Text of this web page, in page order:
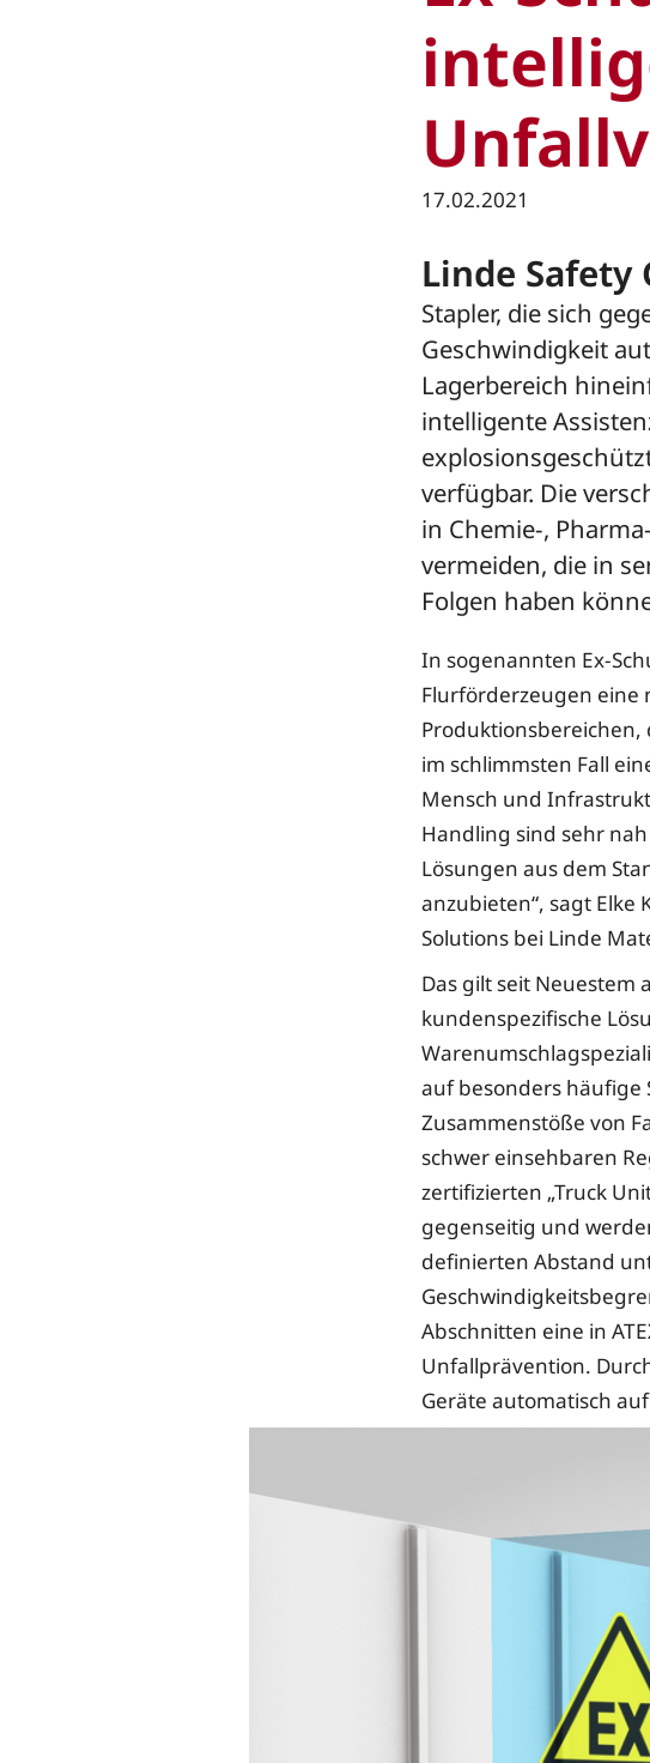
17.02.2021
Linde Safety
Stapler, die sich
Geschwindigkeit
Lagerbereich
intelligente
verfügbar. Die
in Chemie-,
vermeiden, die in
Folgen haben
In sogenannten Ex-
Flurförderzeugen eine
im schlimmsten Fall
Mensch und
Handling sind sehr
Lösungen aus dem
anzubieten“, sagt Elke
Solutions bei Linde
Das gilt seit Neuestem
kundenspezifische
auf besonders häufige
Zusammenstöße von
schwer einsehbaren
zertifizierten „Truck
gegenseitig und
definierten Abstand
Abschnitten eine in
Unfallprävention.
Geräte automatisch